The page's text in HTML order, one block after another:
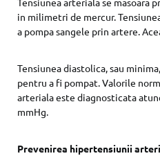
in milimetri de mercur.
a pompa sangele prin artere.
Tensiunea diastolica, sau
pentru a fi pompat. Valorile
arteriala este diagnosticata
mmHg.
Prevenirea hipertensiunii